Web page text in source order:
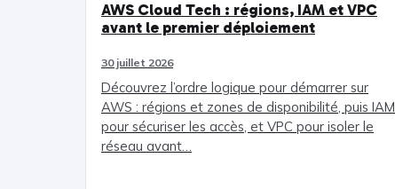
AWS Cloud Tech : régions, IAM et VPC
avant le premier déploiement
30 juillet 2026
Découvrez l’ordre logique pour démarrer sur
AWS : régions et zones de disponibilité, puis IAM
pour sécuriser les accès, et VPC pour isoler le
réseau avant…